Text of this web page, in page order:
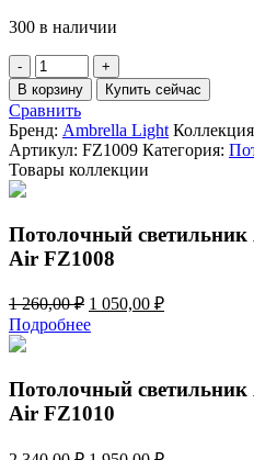
824,00 ₽.
300 в наличии
Количество
товара
Потолочный
светильник
Ambrella
Light
Orbital
В корзину Купить сейчас
Сравнить
Бренд: Ambrella Light
Артикул: FZ1009 Категория:
Товары коллекции
Потолочный
Air FZ1008
1 260,00₽ Первоначальная
цена
составляла
260,00 ₽.
1 050,00 ₽Текущая
Подробнее
Потолочный
Air FZ1010
Первоначальная
Текущая